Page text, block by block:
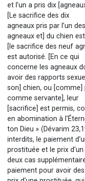
et l’un a pris dix
[Le sacrifice des dix
agneaux pris par l’un
agneaux et] du chien
[le sacrifice des neuf
est autorisé. [En ce qui
concerne les agneaux
avoir des rapports
son] chien, ou
comme servante], leur
[sacrifice] est permis,
en abomination à
ton Dieu » (Dévarim
interdits, le paiement
prostituée et le prix
deux cas
paiement pour avoir